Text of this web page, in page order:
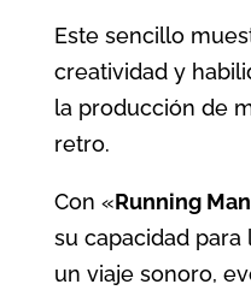
Este sencillo
creatividad y
la producción de
retro.
Con «Running Man
su capacidad
un viaje sonoro,